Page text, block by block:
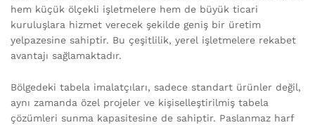
hem küçük ölçekli işletmelere hem de büyük ticari
kuruluşlara hizmet verecek şekilde geniş bir üretim
yelpazesine sahiptir. Bu çeşitlilik, yerel işletmelere rekabet
avantajı sağlamaktadır.
Bölgedeki tabela imalatçıları, sadece standart ürünler değil,
aynı zamanda özel projeler ve kişiselleştirilmiş tabela
çözümleri sunma kapasitesine de sahiptir. Paslanmaz harf